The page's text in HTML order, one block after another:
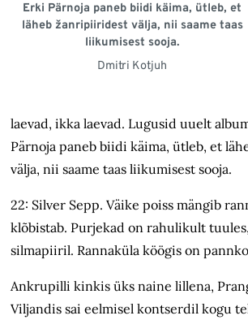
Erki Pärnoja paneb biidi käima, ütleb, et
läheb žanripiiridest välja, nii saame taas
liikumisest sooja.
Dmitri Kotjuh
laevad, ikka laevad. Lugusid uuelt
Pärnoja paneb biidi käima, ütleb, et
välja, nii saame taas liikumisest sooja.
22: Silver Sepp. Väike poiss mängib
klõbistab. Purjekad on rahulikult
silmapiiril. Rannaküla köögis on
Ankrupilli kinkis üks naine lillena,
Viljandis sai eelmisel kontserdil kogu